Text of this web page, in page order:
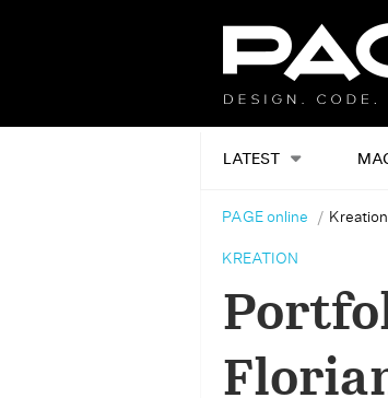
LATEST
PAGE online Kreation
KREATION